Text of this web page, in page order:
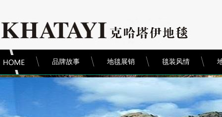
品牌故事 地毯展销 毯装风情